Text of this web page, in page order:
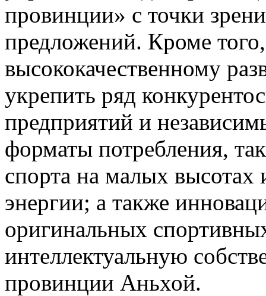
провинции» с точки
предложений. Кроме того,
высококачественному
укрепить ряд
предприятий и
форматы потребления,
спорта на малых высотах
энергии; а также
оригинальных
интеллектуальную
провинции Аньхой.